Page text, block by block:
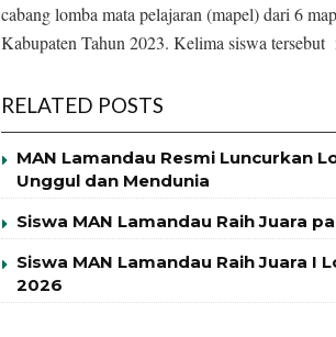
cabang lomba mata pelajaran (mapel) dari 6
Kabupaten Tahun 2023. Kelima siswa
RELATED POSTS
MAN Lamandau Resmi Luncurkan
Unggul dan Mendunia
Siswa MAN Lamandau Raih Juara
Siswa MAN Lamandau Raih Juara
2026